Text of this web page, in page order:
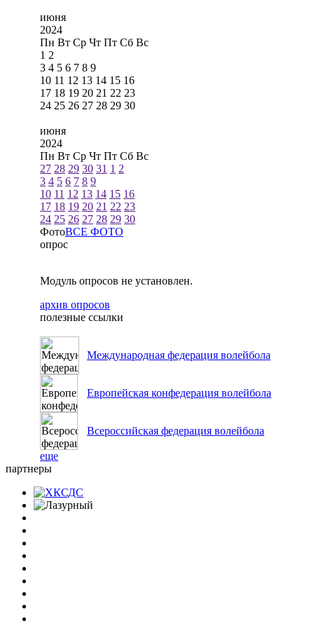
июня
2024
Пн Вт Ср Чт Пт Сб Вс
1 2
3 4 5 6 7 8 9
10 11 12 13 14 15 16
17 18 19 20 21 22 23
24 25 26 27 28 29 30
июня
2024
Пн Вт Ср Чт Пт Сб Вс
27 28 29 30 31 1 2
3 4 5 6 7 8 9
10 11 12 13 14 15 16
17 18 19 20 21 22 23
24 25 26 27 28 29 30
ФотоВСЕ ФОТО
опрос
Модуль опросов не установлен.
архив опросов
полезные ссылки
Международная федерация волейбола
Европейская конфедерация волейбола
Всероссийская федерация волейбола
еще
партнеры